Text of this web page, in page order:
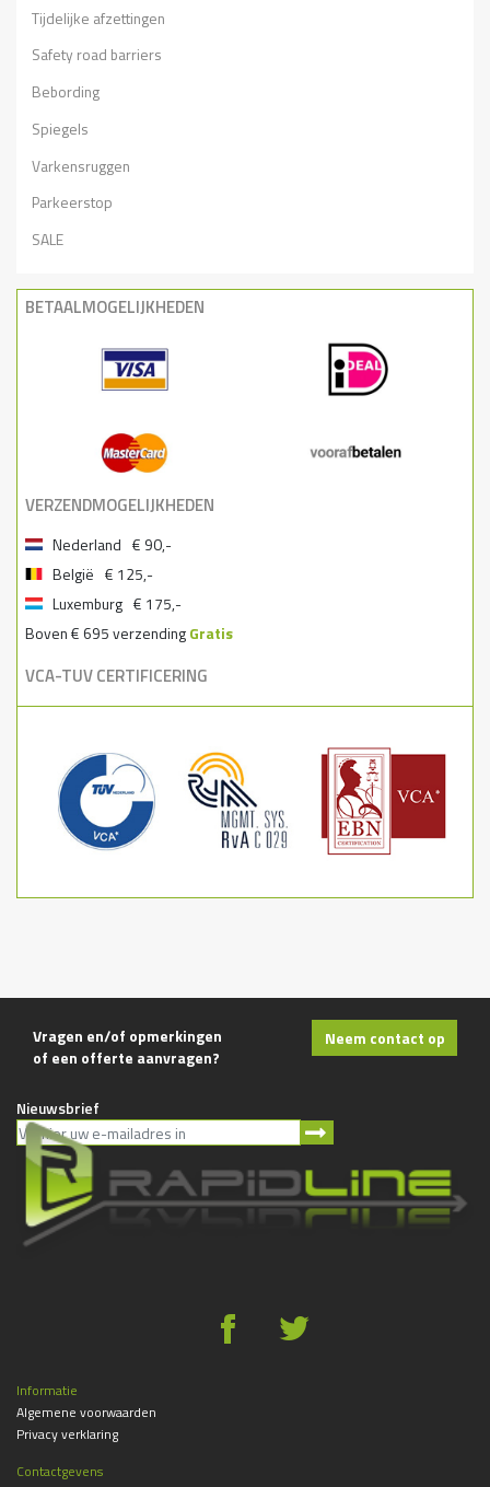
Tijdelijke afzettingen
Safety road barriers
Bebording
Spiegels
Varkensruggen
Parkeerstop
SALE
BETAALMOGELIJKHEDEN
VERZENDMOGELIJKHEDEN
Nederland € 90,-
België € 125,-
Luxemburg € 175,-
Boven € 695 verzendingGratis
VCA-TUV CERTIFICERING
Vragen en/of opmerkingen
of een offerte aanvragen?
Neem contact op
Nieuwsbrief
g *
Informatie
Algemene voorwaarden
Privacy verklaring
Contactgevens